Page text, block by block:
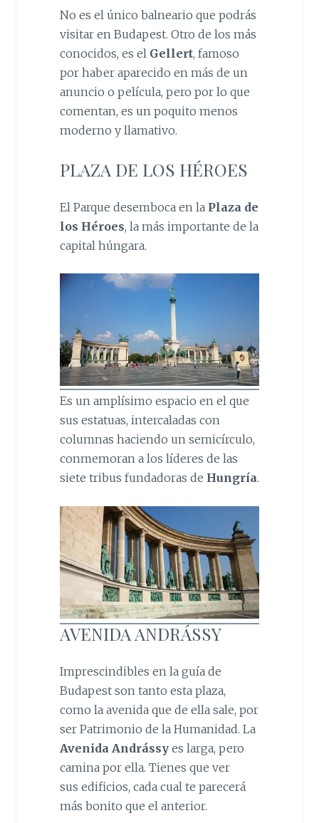
No es el único balneario que podrás
visitar en Budapest. Otro de los más
conocidos, es el Gellert, famoso
por haber aparecido en más de un
anuncio o película, pero por lo que
comentan, es un poquito menos
moderno y llamativo.
PLAZA DE LOS HÉROES
El Parque desemboca en la Plaza de
los Héroes, la más importante de la
capital húngara.
Es un amplísimo espacio en el que
sus estatuas, intercaladas con
columnas haciendo un semicírculo,
conmemoran a los líderes de las
siete tribus fundadoras de Hungría.
AVENIDA ANDRÁSSY
Imprescindibles en la guía de
Budapest son tanto esta plaza,
como la avenida que de ella sale, por
ser Patrimonio de la Humanidad. La
Avenida Andrássyes larga, pero
camina por ella. Tienes que ver
sus edificios, cada cual te parecerá
más bonito que el anterior.